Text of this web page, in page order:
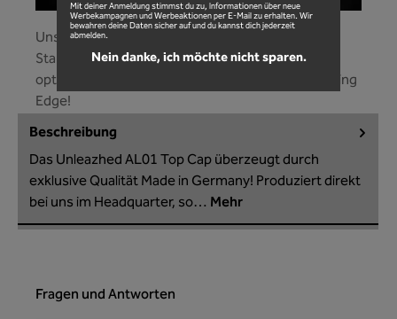
Unsere Ahead Kappe passt an jedes Bike mit der
Standard 1 1/8 Zoll Gabelschaftaufnahme! Die
optimale Passform wir gestützt durch unsere Fitting
Edge!
Beschreibung
Das Unleazhed AL01 Top Cap überzeugt durch
exklusive Qualität Made in Germany! Produziert direkt
bei uns im Headquarter, so… Mehr
Fragen und Antworten
Mit deiner Anmeldung stimmst du zu, Informationen über neue
Werbekampagnen und Werbeaktionen per E-Mail zu erhalten. Wir
bewahren deine Daten sicher auf und du kannst dich jederzeit
abmelden.
Nein danke, ich möchte nicht sparen.